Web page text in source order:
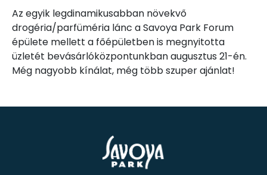
Az egyik legdinamikusabban növekvő
drogéria/parfüméria lánc a Savoya Park Forum
épülete mellett a főépületben is megnyitotta
üzletét bevásárlóközpontunkban augusztus 21-én.
Még nagyobb kínálat, még több szuper ajánlat!